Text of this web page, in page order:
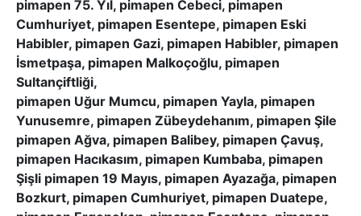
pimapen 75. Yıl, pimapen Cebeci, pimapen
Cumhuriyet, pimapen Esentepe, pimapen Eski
Habibler, pimapen Gazi, pimapen Habibler, pimapen
İsmetpaşa, pimapen Malkoçoğlu, pimapen
Sultançiftliği,
pimapen Uğur Mumcu, pimapen Yayla, pimapen
Yunusemre, pimapen Zübeydehanım, pimapen Şile
pimapen Ağva, pimapen Balibey, pimapen Çavuş,
pimapen Hacıkasım, pimapen Kumbaba, pimapen
Şişli pimapen 19 Mayıs, pimapen Ayazağa, pimapen
Bozkurt, pimapen Cumhuriyet, pimapen Duatepe,